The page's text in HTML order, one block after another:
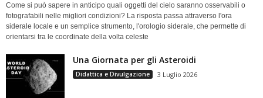
Come si può sapere in anticipo quali oggetti del cielo saranno osservabili o
fotografabili nelle migliori condizioni? La risposta passa attraverso l'ora
siderale locale e un semplice strumento, l'orologio siderale, che permette di
orientarsi tra le coordinate della volta celeste
Una Giornata per gli Asteroidi
Didattica e Divulgazione 3 Luglio 2026